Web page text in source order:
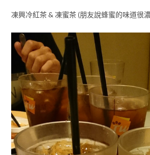
凍興冷紅茶 & 凍蜜茶 (朋友說蜂蜜的味道很